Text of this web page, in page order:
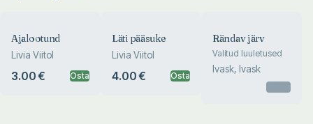
Ajalootund
Livia Viitol
3.00 € Osta
Läti pääsuke
Livia Viitol
4.00 € Osta
Rändav järv
Valitud luuletused
Ivask, Ivask